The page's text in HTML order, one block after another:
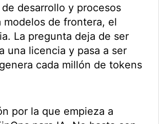
desarrollo y procesos
modelos de frontera, el
La pregunta deja de ser
una licencia y pasa a ser
cada millón de tokens
por la que empieza a